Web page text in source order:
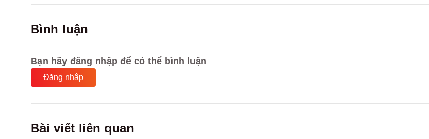
Bình luận
Bạn hãy đăng nhập để có thể bình luận
Đăng nhập
Bài viết liên quan